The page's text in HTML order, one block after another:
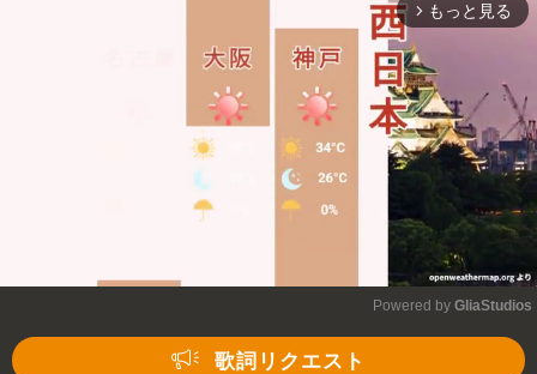
Mute
arrow_forward_ios もっと見る
Powered by GliaStudios
歌詞リクエスト